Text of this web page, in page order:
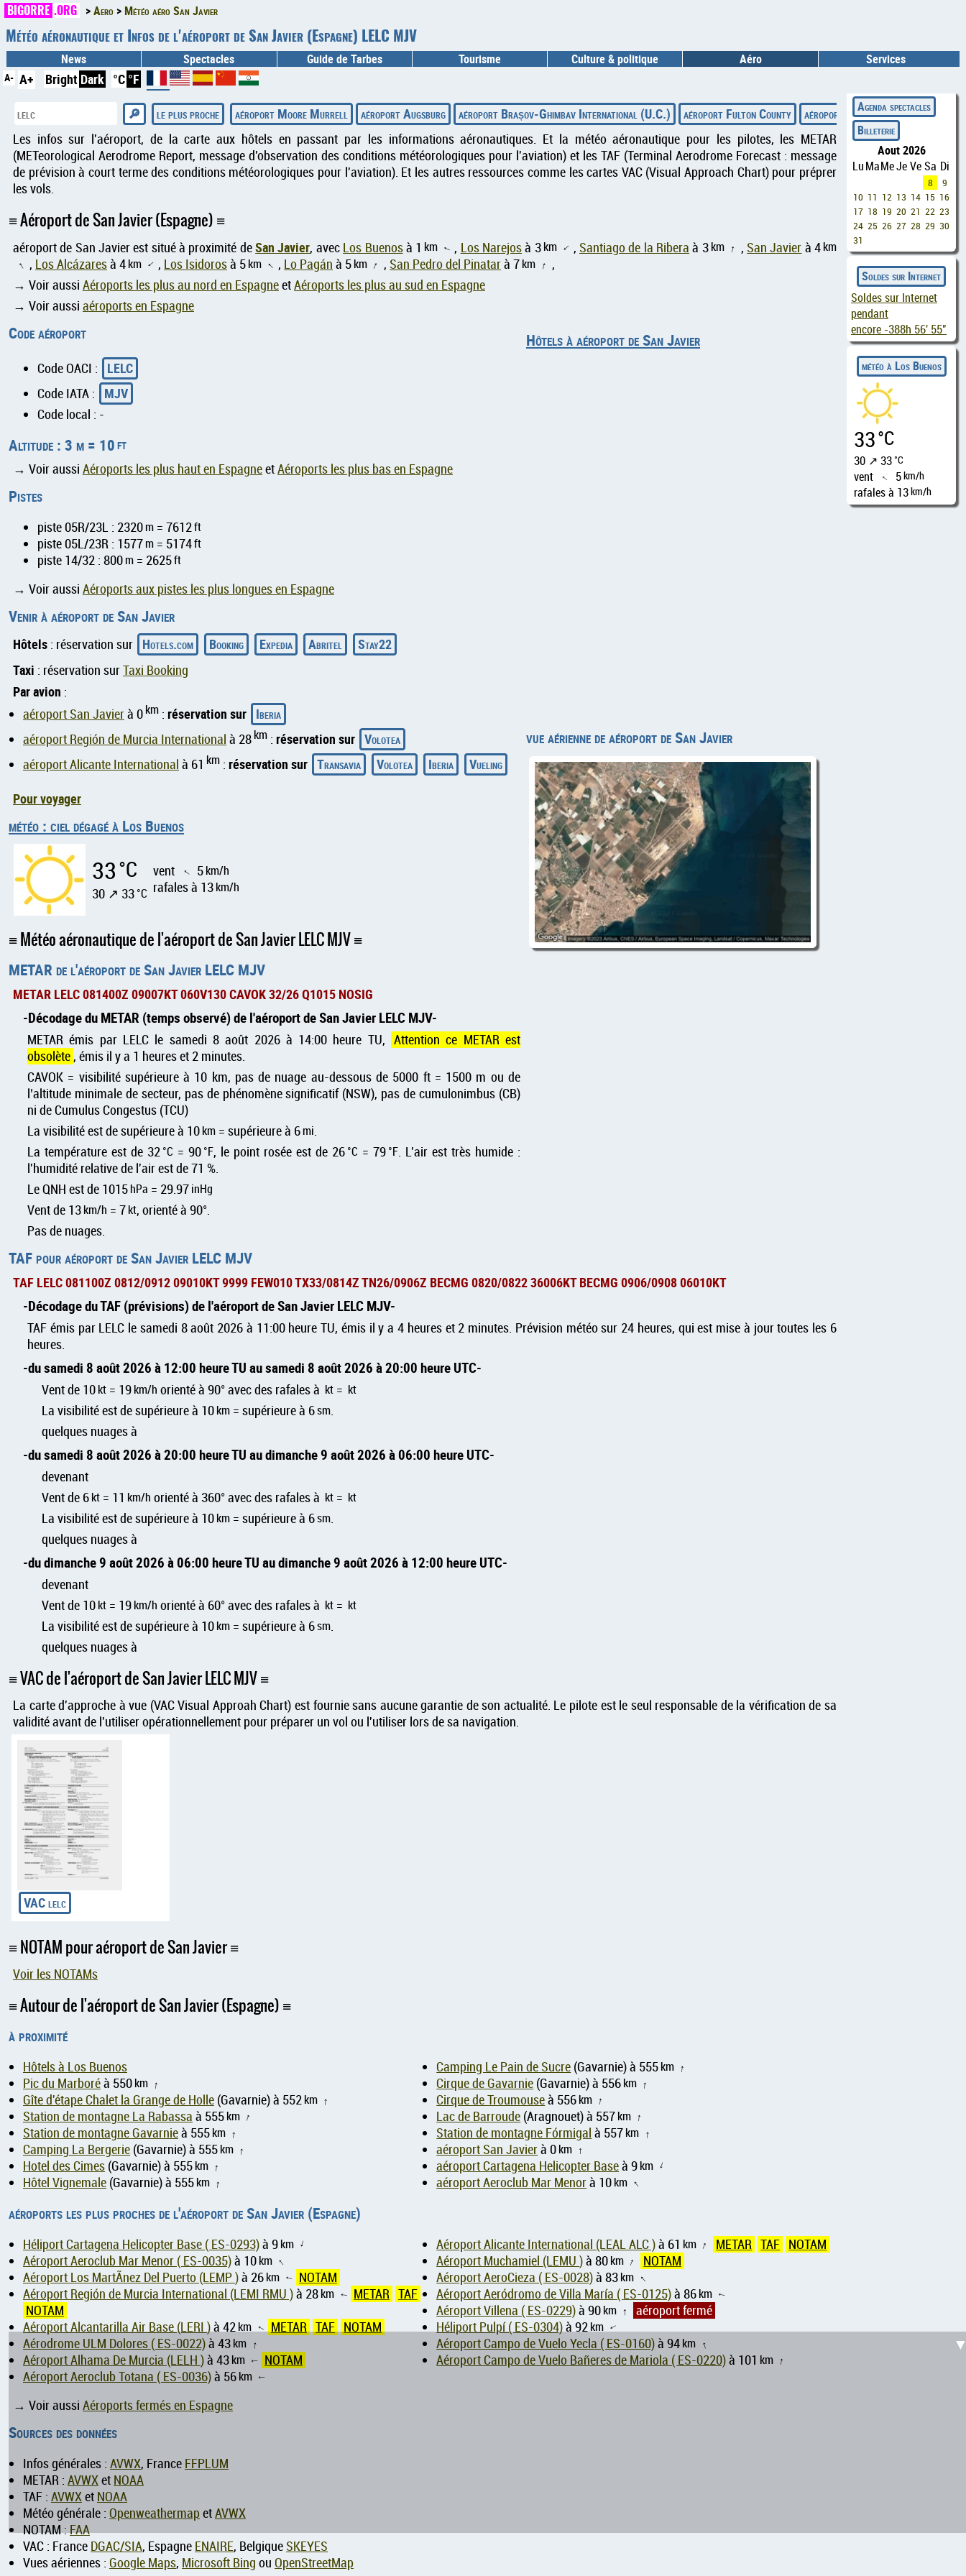
BIGORRE .ORG Aero Météo aéro San Javier
Météo aéronautique et Infos de l'aéroport de San Javier (Espagne) LELC MJV
News Spectacles Guide de Tarbes Tourisme Culture & politique Aéro Services
A- A+ Bright Dark °C °F
le plus proche
aéroport Moore Murrell aéroport Augsburg aéroport Brașov-Ghimbav International (U.C.) aéroport Fulton County aéroport Cotulla-La Salle County
Les infos sur l'aéroport, de la carte aux hôtels en passant par les informations aéronautiques. Et la météo aéronautique pour les pilotes, les METAR
(METeorological Aerodrome Report, message d'observation des conditions météorologiques pour l'aviation) et les TAF (Terminal Aerodrome Forecast : message
de prévision à court terme des conditions météorologiques pour l'aviation). Et les autres ressources comme les cartes VAC (Visual Approach Chart) pour préprer
les vols.
Aéroport de San Javier (Espagne)
aéroport de San Javier est situé à proximité deSan Javier, avec Los Buenosà 1 km ↑ , Los Narejosà 3km ↑ , Santiago de la Ribera à 3km ↑ , San Javier à 4km
↑ , Los Alcázaresà 4km ↑ , Los Isidorosà 5km ↑ , Lo Pagán à 5km ↑ , San Pedro del Pinatarà 7km ↑ ,
→ Voir aussi Aéroports les plus au nord en EspagneetAéroports les plus au sud en Espagne
→ Voir aussi aéroports en Espagne
Hôtels à aéroport de San Javier
vue aérienne de aéroport de San Javier
Code aéroport
Code OACI : LELC
Code IATA : MJV
Code local : -
Altitude : 3 m = 10ft
→ Voir aussi Aéroports les plus haut en EspagneetAéroports les plus bas en Espagne
Pistes
piste 05R/23L : 2320m = 7612ft
piste 05L/23R : 1577m = 5174ft
piste 14/32 : 800m = 2625ft
→ Voir aussi Aéroports aux pistes les plus longues en Espagne
Venir à aéroport de San Javier
Hôtels : réservation sur Hotels.com Booking Expedia Abritel
Stay22
Taxi : réservation surTaxi Booking
Par avion :
aéroport San Javierà 0km : réservation sur Iberia
aéroport Región de Murcia International à 28km : réservation sur Volotea
aéroport Alicante International à 61 km : réservation sur Transavia Volotea Iberia
Vueling
Pour voyager
météo : ciel dégagé à Los Buenos
33°C
30 ↗ 33°C
vent ↑ 5km/h
rafales à 13km/h
Météo aéronautique de l'aéroport de San Javier LELC MJV
METAR de l'aéroport de San Javier LELC MJV
METAR LELC 081400Z 09007KT 060V130 CAVOK 32/26 Q1015 NOSIG
Décodage du METAR (temps observé) de l'aéroport de San Javier LELC MJV
METAR émis par LELC le samedi 8 août 2026 à 14:00 heure TU, Attention ce METAR est
obsolète , émis il y a 1 heures et 2 minutes.
CAVOK = visibilité supérieure à 10 km, pas de nuage au-dessous de 5000 ft = 1500 m ou de
l’altitude minimale de secteur, pas de phénomène significatif (NSW), pas de cumulonimbus (CB)
ni de Cumulus Congestus (TCU)
La visibilité est de supérieure à 10km = supérieure à 6mi.
La température est de 32°C = 90°F, le point rosée est de 26°C = 79°F. L'air est très humide :
l'humidité relative de l'air est de 71 %.
Le QNH est de 1015hPa = 29.97inHg
Vent de 13km/h = 7kt, orienté à 90°.
Pas de nuages.
TAF pour aéroport de San Javier LELC MJV
TAF LELC 081100Z 0812/0912 09010KT 9999 FEW010 TX33/0814Z TN26/0906Z BECMG 0820/0822 36006KT BECMG 0906/0908 06010KT
Décodage du TAF (prévisions) de l'aéroport de San Javier LELC MJV
TAF émis par LELC le samedi 8 août 2026 à 11:00 heure TU, émis il y a 4 heures et 2 minutes. Prévision météo sur 24 heures, qui est mise à jour toutes les 6
heures.
du samedi 8 août 2026 à 12:00 heure TU au samedi 8 août 2026 à 20:00 heure UTC
Vent de 10kt = 19km/h orienté à 90° avec des rafales à kt = kt
La visibilité est de supérieure à 10km = supérieure à 6sm.
quelques nuages à
du samedi 8 août 2026 à 20:00 heure TU au dimanche 9 août 2026 à 06:00 heure UTC
devenant
Vent de 6kt = 11 km/h orienté à 360° avec des rafales à kt = kt
La visibilité est de supérieure à 10km = supérieure à 6sm.
quelques nuages à
du dimanche 9 août 2026 à 06:00 heure TU au dimanche 9 août 2026 à 12:00 heure UTC
devenant
Vent de 10kt = 19km/h orienté à 60° avec des rafales à kt = kt
La visibilité est de supérieure à 10km = supérieure à 6sm.
quelques nuages à
VAC de l'aéroport de San Javier LELC MJV
La carte d'approche à vue (VAC Visual Approah Chart) est fournie sans aucune garantie de son actualité. Le pilote est le seul responsable de la vérification de sa
validité avant de l'utiliser opérationnellement pour préparer un vol ou l'utiliser lors de sa navigation.
NOTAM pour aéroport de San Javier
Voir les NOTAMs
Autour de l'aéroport de San Javier (Espagne)
à proximité
Hôtels à Los Buenos
Pic du Marboréà 550km ↑
Gîte d'étape Chalet la Grange de Holle (Gavarnie) à 552km ↑
Station de montagne La Rabassa à 555km ↑
Station de montagne Gavarnieà 555km ↑
Camping La Bergerie (Gavarnie) à 555km ↑
Hotel des Cimes (Gavarnie) à 555km ↑
Hôtel Vignemale (Gavarnie) à 555km ↑
Camping Le Pain de Sucre (Gavarnie) à 555km ↑
Cirque de Gavarnie (Gavarnie) à 556km ↑
Cirque de Troumouseà 556km ↑
Lac de Barroude (Aragnouet) à 557km ↑
Station de montagne Fórmigal à 557km ↑
aéroport San Javierà 0km ↑
aéroport Cartagena Helicopter Baseà 9km ↑
aéroport Aeroclub Mar Menorà 10km ↑
aéroports les plus proches de l'aéroport de San Javier (Espagne)
Héliport Cartagena Helicopter Base ( ES-0293)à 9km ↑
Aéroport Aeroclub Mar Menor ( ES-0035)à 10km ↑
Aéroport Los MartÃ­nez Del Puerto (LEMP )à 26km ↑
NOTAM
Aéroport Región de Murcia International (LEMI RMU )à 28km ↑ METAR TAF
NOTAM
Aéroport Alcantarilla Air Base (LERI )à 42km ↑ METAR TAF NOTAM
Aérodrome ULM Dolores ( ES-0022)à 43km ↑
Aéroport Alhama De Murcia (LELH )à 43km ↑
NOTAM
Aéroport Aeroclub Totana ( ES-0036)à 56km ↑
Aéroport Alicante International (LEAL ALC )à 61 km ↑ METAR TAF NOTAM
Aéroport Muchamiel (LEMU )à 80km ↑
NOTAM
Aéroport AeroCieza ( ES-0028)à 83km ↑
Aéroport Aeródromo de Villa María ( ES-0125)à 86km ↑
Aéroport Villena ( ES-0229)à 90km ↑
aéroport fermé
Héliport Pulpí ( ES-0304)à 92km ↑
Aéroport Campo de Vuelo Yecla ( ES-0160)à 94km ↑
Aéroport Campo de Vuelo Bañeres de Mariola ( ES-0220)à 101 km ↑
→ Voir aussi Aéroports fermés en Espagne
Sources des données
Infos générales : AVWX, France FFPLUM
METAR : AVWXet NOAA
TAF : AVWXet NOAA
Météo générale : OpenweathermapetAVWX
NOTAM :FAA
VAC : France DGAC/SIA, Espagne ENAIRE, Belgique SKEYES
Vues aériennes : Google Maps, Microsoft Bing ou OpenStreetMap
◄
Agenda spectacles
Billeterie
Aout 2026
LuMaMeJe VeSa Di
8
9
10 11 12 13 14 15 16
17 18 19 20 21 22 23
24 25 26 27 28 29 30
31
Soldes sur Internet
Soldes sur Internet
pendant
encore -388h 56' 54"
météo à Los Buenos
33°C
30 ↗ 33°C
vent ↑ 5km/h
rafales à 13km/h